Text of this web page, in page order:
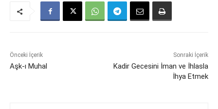
Önceki İçerik
Aşk-ı Muhal
Sonraki İçerik
Kadir Gecesini İman ve İhlasla
İhya Etmek